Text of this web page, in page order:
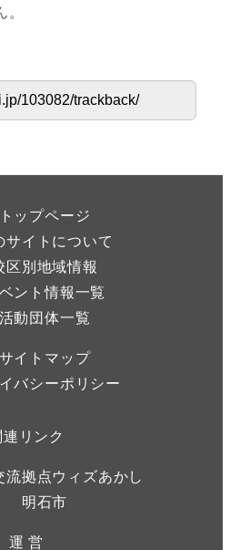
トップページ
サイトについて
区別地域情報
ント情報一覧
活動団体一覧
サイトマップ
バシーポリシー
リンク
流拠点ウィズあかし
明石市
運 営